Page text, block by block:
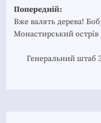
Post
navigation
Попередній:
Вже валять дерева!
Монастирський острів
Генеральний штаб